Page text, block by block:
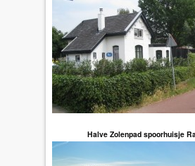
Halve Zolenpad spoorhuisje